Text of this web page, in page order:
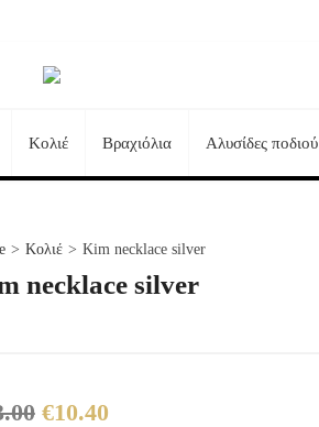
Κολιέ Βραχιόλια Αλυσίδες ποδιού
+30 23510 73242
> Κολιέ > Kim necklace silver
necklace silver
Original
€10.40Η